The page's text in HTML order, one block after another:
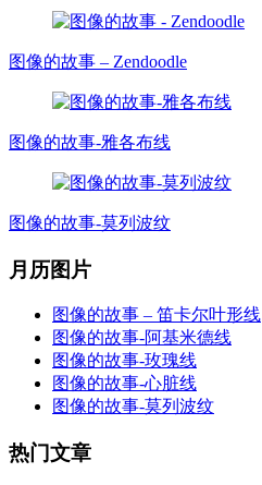
图像的故事 – Zendoodle
图像的故事-雅各布线
图像的故事-莫列波纹
月历图片
图像的故事 – 笛卡尔叶形线
图像的故事-阿基米德线
图像的故事-玫瑰线
图像的故事-心脏线
图像的故事-莫列波纹
热门文章